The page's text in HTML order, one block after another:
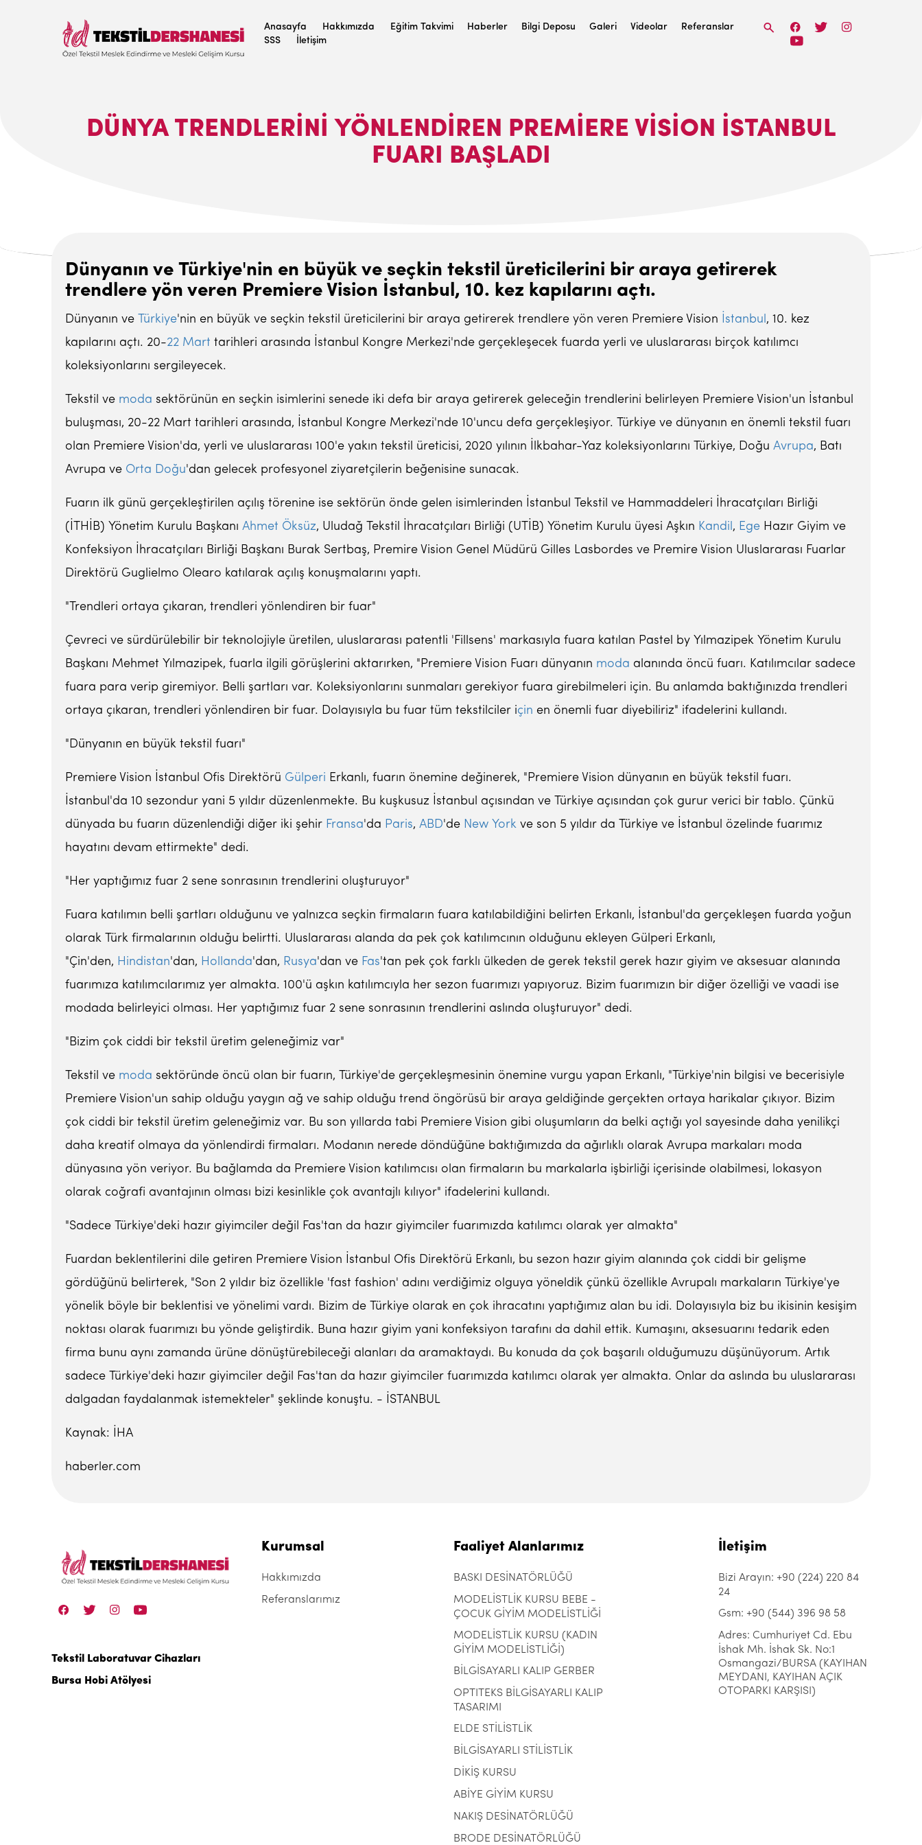
Anasayfa Hakkımızda Eğitim Takvimi Haberler Bilgi Deposu Galeri Videolar
Referanslar
SSS
İletişim
DÜNYA TRENDLERINI YÖNLENDIREN PREMIERE VISION İSTANBUL
FUARI BAŞLADI
Dünyanın ve Türkiye'nin en büyük ve seçkin tekstil üreticilerini bir araya getirerek
trendlere yön veren Premiere Vision İstanbul, 10. kez kapılarını açtı.
Dünyanın ve Türkiye'nin en büyük ve seçkin tekstil üreticilerini bir araya getirerek trendlere yön veren Premiere Vision İstanbul, 10. kez
kapılarını açtı. 20-22 Mart tarihleri arasında İstanbul Kongre Merkezi'nde gerçekleşecek fuarda yerli ve uluslararası birçok katılımcı
koleksiyonlarını sergileyecek.
Tekstil ve moda sektörünün en seçkin isimlerini senede iki defa bir araya getirerek geleceğin trendlerini belirleyen Premiere Vision'un İstanbul
buluşması, 20-22 Mart tarihleri arasında, İstanbul Kongre Merkezi'nde 10'uncu defa gerçekleşiyor. Türkiye ve dünyanın en önemli tekstil fuarı
olan Premiere Vision'da, yerli ve uluslararası 100'e yakın tekstil üreticisi, 2020 yılının İlkbahar-Yaz koleksiyonlarını Türkiye, Doğu Avrupa, Batı
Avrupa ve Orta Doğu'dan gelecek profesyonel ziyaretçilerin beğenisine sunacak.
Fuarın ilk günü gerçekleştirilen açılış törenine ise sektörün önde gelen isimlerinden İstanbul Tekstil ve Hammaddeleri İhracatçıları Birliği
(İTHİB) Yönetim Kurulu Başkanı Ahmet Öksüz, Uludağ Tekstil İhracatçıları Birliği (UTİB) Yönetim Kurulu üyesi Aşkın Kandil, Ege Hazır Giyim ve
Konfeksiyon İhracatçıları Birliği Başkanı Burak Sertbaş, Premire Vision Genel Müdürü Gilles Lasbordes ve Premire Vision Uluslararası Fuarlar
Direktörü Guglielmo Olearo katılarak açılış konuşmalarını yaptı.
"Trendleri ortaya çıkaran, trendleri yönlendiren bir fuar"
Çevreci ve sürdürülebilir bir teknolojiyle üretilen, uluslararası patentli 'Fillsens' markasıyla fuara katılan Pastel by Yılmazipek Yönetim Kurulu
Başkanı Mehmet Yılmazipek, fuarla ilgili görüşlerini aktarırken, "Premiere Vision Fuarı dünyanın moda alanında öncü fuarı. Katılımcılar sadece
fuara para verip giremiyor. Belli şartları var. Koleksiyonlarını sunmaları gerekiyor fuara girebilmeleri için. Bu anlamda baktığınızda trendleri
ortaya çıkaran, trendleri yönlendiren bir fuar. Dolayısıyla bu fuar tüm tekstilciler için en önemli fuar diyebiliriz" ifadelerini kullandı.
"Dünyanın en büyük tekstil fuarı"
Premiere Vision İstanbul Ofis Direktörü Gülperi Erkanlı, fuarın önemine değinerek, "Premiere Vision dünyanın en büyük tekstil fuarı.
İstanbul'da 10 sezondur yani 5 yıldır düzenlenmekte. Bu kuşkusuz İstanbul açısından ve Türkiye açısından çok gurur verici bir tablo. Çünkü
dünyada bu fuarın düzenlendiği diğer iki şehir Fransa'da Paris, ABD'de New York ve son 5 yıldır da Türkiye ve İstanbul özelinde fuarımız
hayatını devam ettirmekte" dedi.
"Her yaptığımız fuar 2 sene sonrasının trendlerini oluşturuyor"
Fuara katılımın belli şartları olduğunu ve yalnızca seçkin firmaların fuara katılabildiğini belirten Erkanlı, İstanbul'da gerçekleşen fuarda yoğun
olarak Türk firmalarının olduğu belirtti. Uluslararası alanda da pek çok katılımcının olduğunu ekleyen Gülperi Erkanlı,
"Çin'den, Hindistan'dan, Hollanda'dan, Rusya'dan ve Fas'tan pek çok farklı ülkeden de gerek tekstil gerek hazır giyim ve aksesuar alanında
fuarımıza katılımcılarımız yer almakta. 100'ü aşkın katılımcıyla her sezon fuarımızı yapıyoruz. Bizim fuarımızın bir diğer özelliği ve vaadi ise
modada belirleyici olması. Her yaptığımız fuar 2 sene sonrasının trendlerini aslında oluşturuyor" dedi.
"Bizim çok ciddi bir tekstil üretim geleneğimiz var"
Tekstil ve moda sektöründe öncü olan bir fuarın, Türkiye'de gerçekleşmesinin önemine vurgu yapan Erkanlı, "Türkiye'nin bilgisi ve becerisiyle
Premiere Vision'un sahip olduğu yaygın ağ ve sahip olduğu trend öngörüsü bir araya geldiğinde gerçekten ortaya harikalar çıkıyor. Bizim
çok ciddi bir tekstil üretim geleneğimiz var. Bu son yıllarda tabi Premiere Vision gibi oluşumların da belki açtığı yol sayesinde daha yenilikçi
daha kreatif olmaya da yönlendirdi firmaları. Modanın nerede döndüğüne baktığımızda da ağırlıklı olarak Avrupa markaları moda
dünyasına yön veriyor. Bu bağlamda da Premiere Vision katılımcısı olan firmaların bu markalarla işbirliği içerisinde olabilmesi, lokasyon
olarak coğrafi avantajının olması bizi kesinlikle çok avantajlı kılıyor" ifadelerini kullandı.
"Sadece Türkiye'deki hazır giyimciler değil Fas'tan da hazır giyimciler fuarımızda katılımcı olarak yer almakta"
Fuardan beklentilerini dile getiren Premiere Vision İstanbul Ofis Direktörü Erkanlı, bu sezon hazır giyim alanında çok ciddi bir gelişme
gördüğünü belirterek, "Son 2 yıldır biz özellikle 'fast fashion' adını verdiğimiz olguya yöneldik çünkü özellikle Avrupalı markaların Türkiye'ye
yönelik böyle bir beklentisi ve yönelimi vardı. Bizim de Türkiye olarak en çok ihracatını yaptığımız alan bu idi. Dolayısıyla biz bu ikisinin kesişim
noktası olarak fuarımızı bu yönde geliştirdik. Buna hazır giyim yani konfeksiyon tarafını da dahil ettik. Kumaşını, aksesuarını tedarik eden
firma bunu aynı zamanda ürüne dönüştürebileceği alanları da aramaktaydı. Bu konuda da çok başarılı olduğumuzu düşünüyorum. Artık
sadece Türkiye'deki hazır giyimciler değil Fas'tan da hazır giyimciler fuarımızda katılımcı olarak yer almakta. Onlar da aslında bu uluslararası
dalgadan faydalanmak istemekteler" şeklinde konuştu. - İSTANBUL
Kaynak: İHA
haberler.com
Tekstil Laboratuvar Cihazları
Bursa Hobi Atölyesi
Kurumsal
Hakkımızda
Referanslarımız
Faaliyet Alanlarımız
BASKI DESİNATÖRLÜĞÜ
MODELİSTLİK KURSU BEBE -
ÇOCUK GİYİM MODELİSTLİĞİ
MODELİSTLİK KURSU (KADIN
GİYİM MODELİSTLİĞİ)
BİLGİSAYARLI KALIP GERBER
OPTITEKS BİLGİSAYARLI KALIP
TASARIMI
ELDE STİLİSTLİK
BİLGİSAYARLI STİLİSTLİK
DİKİŞ KURSU
ABİYE GİYİM KURSU
NAKIŞ DESİNATÖRLÜĞÜ
BRODE DESİNATÖRLÜĞÜ
İletişim
Bizi Arayın: +90 (224) 220 84
24
Gsm: +90 (544) 396 98 58
Adres: Cumhuriyet Cd. Ebu
İshak Mh. İshak Sk. No:1
Osmangazi/BURSA (KAYIHAN
MEYDANI, KAYIHAN AÇIK
OTOPARKI KARŞISI)